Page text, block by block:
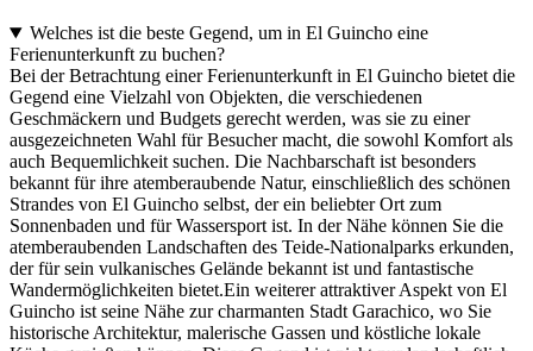
Welches ist die beste Gegend, um in El Guincho eine
Ferienunterkunft zu buchen?
Bei der Betrachtung einer Ferienunterkunft in El Guincho bietet die
Gegend eine Vielzahl von Objekten, die verschiedenen
Geschmäckern und Budgets gerecht werden, was sie zu einer
ausgezeichneten Wahl für Besucher macht, die sowohl Komfort als
auch Bequemlichkeit suchen. Die Nachbarschaft ist besonders
bekannt für ihre atemberaubende Natur, einschließlich des schönen
Strandes von El Guincho selbst, der ein beliebter Ort zum
Sonnenbaden und für Wassersport ist. In der Nähe können Sie die
atemberaubenden Landschaften des Teide-Nationalparks erkunden,
der für sein vulkanisches Gelände bekannt ist und fantastische
Wandermöglichkeiten bietet.Ein weiterer attraktiver Aspekt von El
Guincho ist seine Nähe zur charmanten Stadt Garachico, wo Sie
historische Architektur, malerische Gassen und köstliche lokale